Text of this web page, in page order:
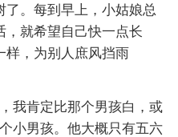
。每到早上，小姑娘总
，就希望自己快一点长
样，为别人庶风挡雨
我肯定比那个男孩白，或
小男孩。他大概只有五六